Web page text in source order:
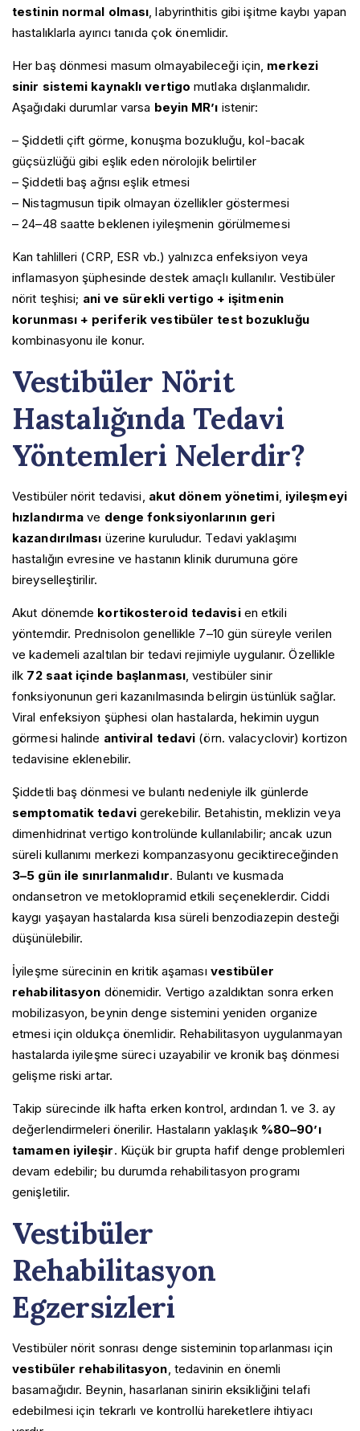
testinin normal olması , labyrinthitis gibi işitme kaybı yapan
hastalıklarla ayırıcı tanıda çok önemlidir.
Her baş dönmesi masum olmayabileceği için, merkezi
sinir sistemi kaynaklı vertigo mutlaka dışlanmalıdır.
Aşağıdaki durumlar varsa beyin MR’ı istenir:
– Şiddetli çift görme, konuşma bozukluğu, kol-bacak
güçsüzlüğü gibi eşlik eden nörolojik belirtiler
– Şiddetli baş ağrısı eşlik etmesi
– Nistagmusun tipik olmayan özellikler göstermesi
– 24–48 saatte beklenen iyileşmenin görülmemesi
Kan tahlilleri (CRP, ESR vb.) yalnızca enfeksiyon veya
inflamasyon şüphesinde destek amaçlı kullanılır. Vestibüler
nörit teşhisi; ani ve sürekli vertigo + işitmenin
korunması + periferik vestibüler test bozukluğu
kombinasyonu ile konur.
Vestibüler Nörit
Hastalığında Tedavi
Yöntemleri Nelerdir?
Vestibüler nörit tedavisi, akut dönem yönetimi, iyileşmeyi
hızlandırma ve denge fonksiyonlarının geri
kazandırılması üzerine kuruludur. Tedavi yaklaşımı
hastalığın evresine ve hastanın klinik durumuna göre
bireyselleştirilir.
Akut dönemde kortikosteroid tedavisien etkili
yöntemdir. Prednisolon genellikle 7–10 gün süreyle verilen
ve kademeli azaltılan bir tedavi rejimiyle uygulanır. Özellikle
ilk 72 saat içinde başlanması, vestibüler sinir
fonksiyonunun geri kazanılmasında belirgin üstünlük sağlar.
Viral enfeksiyon şüphesi olan hastalarda, hekimin uygun
görmesi halinde antiviral tedavi (örn. valacyclovir) kortizon
tedavisine eklenebilir.
Şiddetli baş dönmesi ve bulantı nedeniyle ilk günlerde
semptomatik tedavigerekebilir. Betahistin, meklizin veya
dimenhidrinat vertigo kontrolünde kullanılabilir; ancak uzun
süreli kullanımı merkezi kompanzasyonu geciktireceğinden
3–5 gün ile sınırlanmalıdır. Bulantı ve kusmada
ondansetron ve metoklopramid etkili seçeneklerdir. Ciddi
kaygı yaşayan hastalarda kısa süreli benzodiazepin desteği
düşünülebilir.
İyileşme sürecinin en kritik aşaması vestibüler
rehabilitasyon dönemidir. Vertigo azaldıktan sonra erken
mobilizasyon, beynin denge sistemini yeniden organize
etmesi için oldukça önemlidir. Rehabilitasyon uygulanmayan
hastalarda iyileşme süreci uzayabilir ve kronik baş dönmesi
gelişme riski artar.
Takip sürecinde ilk hafta erken kontrol, ardından 1. ve 3. ay
değerlendirmeleri önerilir. Hastaların yaklaşık %80–90’ı
tamamen iyileşir. Küçük bir grupta hafif denge problemleri
devam edebilir; bu durumda rehabilitasyon programı
genişletilir.
Vestibüler
Rehabilitasyon
Egzersizleri
Vestibüler nörit sonrası denge sisteminin toparlanması için
vestibüler rehabilitasyon , tedavinin en önemli
basamağıdır. Beynin, hasarlanan sinirin eksikliğini telafi
edebilmesi için tekrarlı ve kontrollü hareketlere ihtiyacı